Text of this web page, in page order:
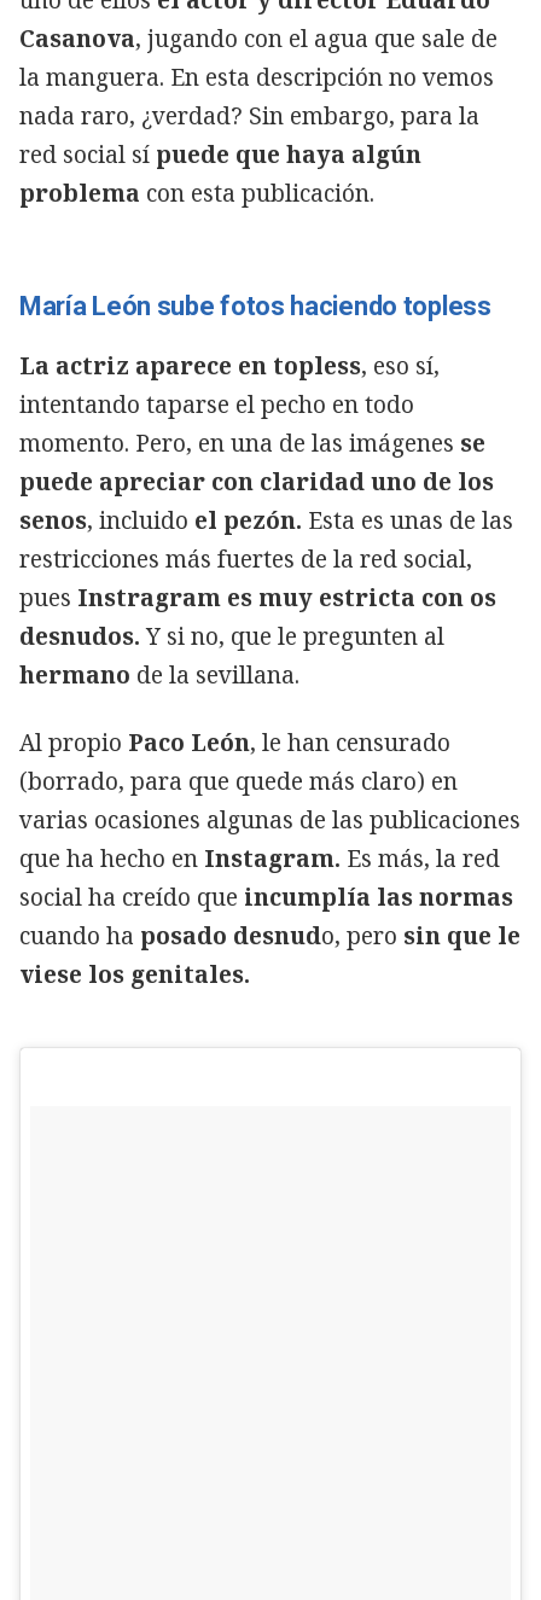
Casanova, jugando con el agua que sale de
la manguera. En esta descripción no vemos
nada raro, ¿verdad? Sin embargo, para la
red social sí puede que haya algún
problema con esta publicación.
María León sube fotos haciendo topless
La actriz aparece en topless, eso sí,
intentando taparse el pecho en todo
momento. Pero, en una de las imágenes se
puede apreciar con claridad uno de los
senos, incluido el pezón. Esta es unas de las
restricciones más fuertes de la red social,
pues Instragram es muy estricta con os
desnudos.Y si no, que le pregunten al
hermano de la sevillana.
Al propio Paco León, le han censurado
(borrado, para que quede más claro) en
varias ocasiones algunas de las publicaciones
que ha hecho en Instagram. Es más, la red
social ha creído que incumplía las normas
cuando ha posado desnudo, pero sin que le
viese los genitales.